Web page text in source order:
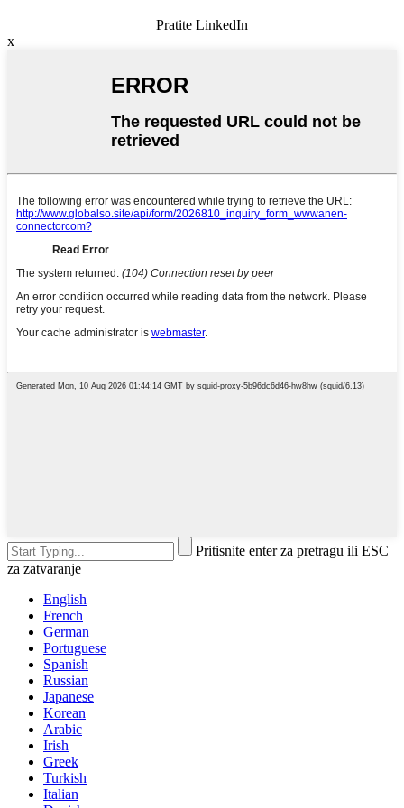
Pratite LinkedIn
x
Pritisnite enter za pretragu ili ESC
za zatvaranje
English
French
German
Portuguese
Spanish
Russian
Japanese
Korean
Arabic
Irish
Greek
Turkish
Italian